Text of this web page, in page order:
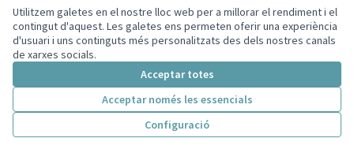
Utilitzem galetes en el nostre lloc web per a millorar el rendiment i el
contingut d'aquest. Les galetes ens permeten oferir una experiència
d'usuari i uns continguts més personalitzats des dels nostres canals
de xarxes socials.
Acceptar totes
Acceptar només les essencials
Configuració
Inici Cercar Activitat Entra
Participació en normativa
Recursos
Activitat
Trobades